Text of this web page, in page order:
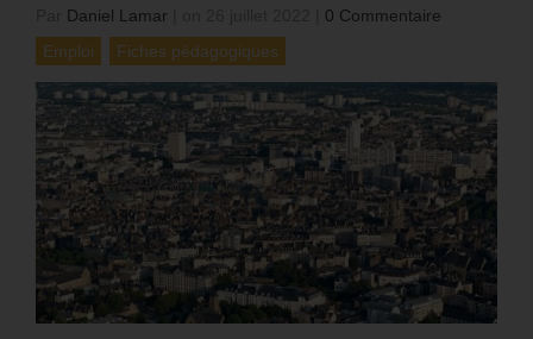
Daniel Lamar
0 Commentaire
Emploi
Fiches pédagogiques